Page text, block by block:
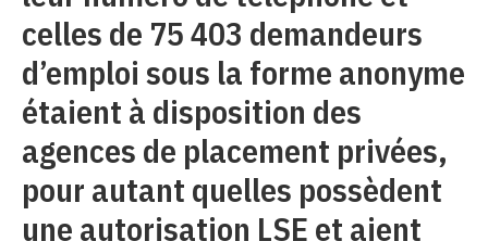
celles de 75 403 demandeurs
d’emploi sous la forme anonyme
étaient à disposition des
agences de placement privées,
pour autant quelles possèdent
une autorisation LSE et aient